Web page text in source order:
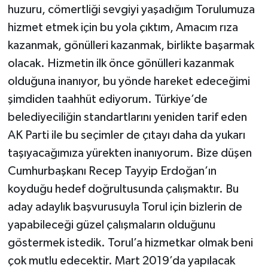
huzuru, cömertliği sevgiyi yaşadığım Torulumuza
hizmet etmek için bu yola çıktım, Amacım rıza
kazanmak, gönülleri kazanmak, birlikte başarmak
olacak. Hizmetin ilk önce gönülleri kazanmak
olduğuna inanıyor, bu yönde hareket edeceğimi
şimdiden taahhüt ediyorum. Türkiye’de
belediyeciliğin standartlarını yeniden tarif eden
AK Parti ile bu seçimler de çıtayı daha da yukarı
taşıyacağımıza yürekten inanıyorum. Bize düşen
Cumhurbaşkanı Recep Tayyip Erdoğan’ın
koyduğu hedef doğrultusunda çalışmaktır. Bu
aday adaylık başvurusuyla Torul için bizlerin de
yapabileceği güzel çalışmaların olduğunu
göstermek istedik. Torul’a hizmetkar olmak beni
çok mutlu edecektir. Mart 2019’da yapılacak